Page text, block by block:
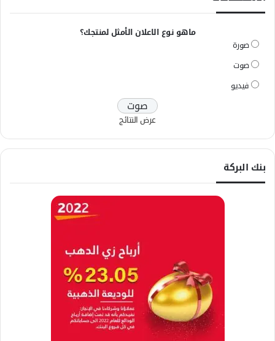
ماهو نوع الاعلان الأمثل لمنتجك؟
صورة
صوت
فيديو
عرض النتائج
بنك البركة